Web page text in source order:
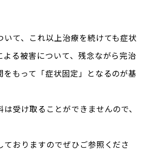
て、これ以上治療を続けても症状
る被害について、残念ながら完治
もって「症状固定」となるのが基
受け取ることができませんので、
おりますのでぜひご参照くださ